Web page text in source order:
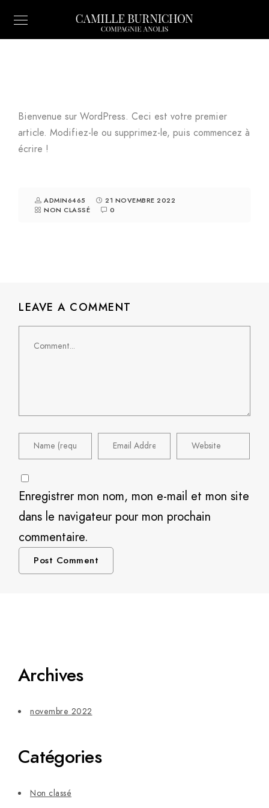
Bienvenue sur WordPress. Ceci est votre premier
article. Modifiez-le ou supprimez-le, puis commencez à
écrire !
ADMIN6465
21 NOVEMBRE 2022
NON CLASSÉ
0
LEAVE A COMMENT
Enregistrer mon nom, mon e-mail et mon site
dans le navigateur pour mon prochain
commentaire.
Archives
novembre 2022
Catégories
Non classé